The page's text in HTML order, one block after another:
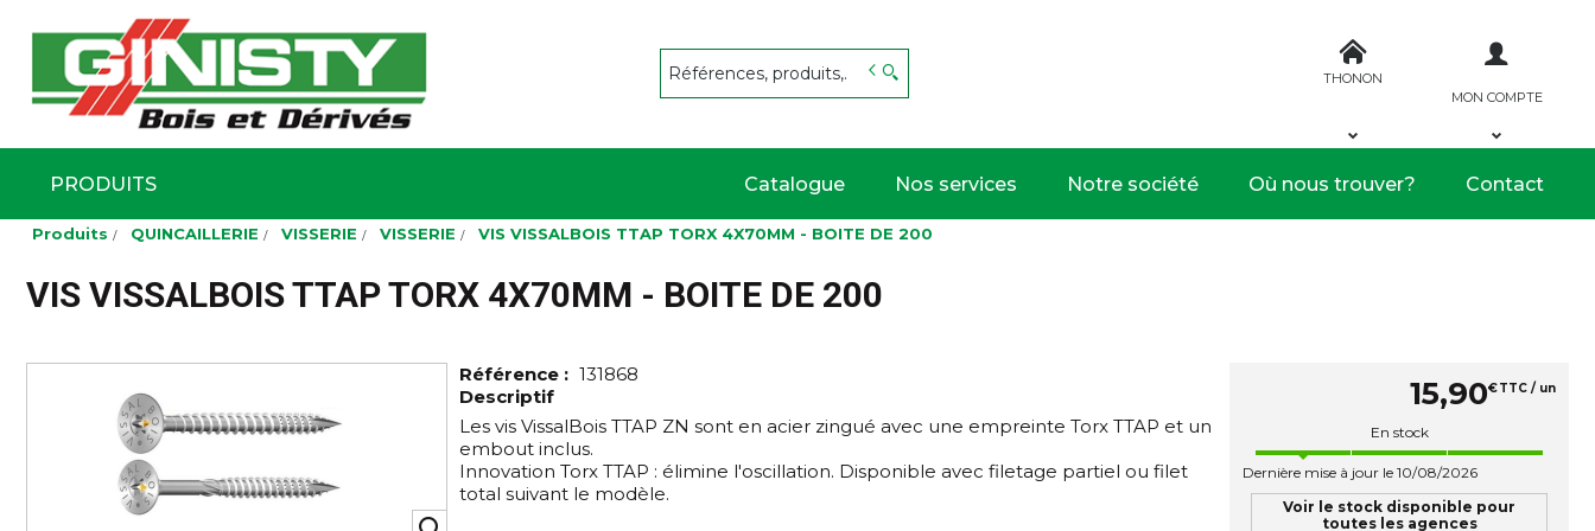
Aller
principal
THONON
MON COMPTE
PRODUITS Catalogue Nos services Notre société Où nous trouver? Contact
Produits QUINCAILLERIE VISSERIE VISSERIE VIS VISSALBOIS TTAP TORX 4X70MM - BOITE DE 200
VIS VISSALBOIS TTAP TORX 4X70MM - BOITE DE 200
Référence : 131868
Descriptif
Les vis VissalBois TTAP ZN sont en acier zingué avec une empreinte Torx TTAP et un
embout inclus.
Innovation Torx TTAP : élimine l'oscillation. Disponible avec filetage partiel ou filet
total suivant le modèle.
15,90€TTC / un
En stock
Dernière mise à jour le 10/08/2026
Voir le stock disponible pour
toutes les agences